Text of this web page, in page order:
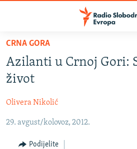
Pređite
glavni
sadržaj
na
navigaciju
Pređite
VIJESTI
BOSNA I HERCEGOVINA
KOSOVO
CRNA GORA
VIZUELNO
CRNA GORA
Azilanti u Crnoj Gori:
život
Olivera Nikolić
29. avgust/kolovoz, 2012.
Podijelite